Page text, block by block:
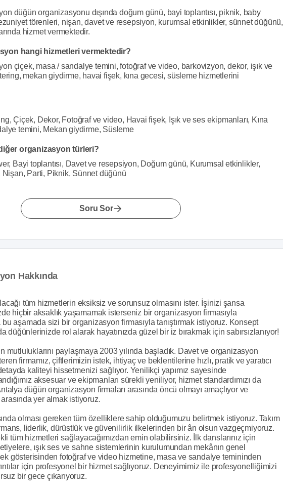
düğün organizasyonu dışında doğum günü, bayi toplantısı, piknik, baby
törenleri, nişan, davet ve resepsiyon, kurumsal etkinlikler, sünnet düğünü,
hizmet vermektedir.
hangi hizmetleri vermektedir?
çiçek, masa / sandalye temini, fotoğraf ve video, barkovizyon, dekor, işık ve
mekan giydirme, havai fişek, kına gecesi, süsleme hizmetlerini
Çiçek, Dekor, Fotoğraf ve video, Havai fişek, Işık ve ses ekipmanları, Kına
temini, Mekan giydirme, Süsleme
organizasyon türleri?
Bayi toplantısı, Davet ve resepsiyon, Doğum günü, Kurumsal etkinlikler,
Nişan, Parti, Piknik, Sünnet düğünü
Soru Sor
Hakkında
tüm hizmetlerin eksiksiz ve sorunsuz olmasını ister. İşinizi şansa
hiçbir aksaklık yaşamamak isterseniz bir organizasyon firmasıyla
aşamada sizi bir organizasyon firmasıyla tanıştırmak istiyoruz. Konsept
düğünlerinizde rol alarak hayatınızda güzel bir iz bırakmak için sabırsızlanıyor!
mutluluklarını paylaşmaya 2003 yılında başladık. Davet ve organizasyon
firmamız, çiftlerimizin istek, ihtiyaç ve beklentilerine hızlı, pratik ve yaratıcı
kaliteyi hissetmenizi sağlıyor. Yenilikçi yapımız sayesinde
aksesuar ve ekipmanları sürekli yeniliyor, hizmet standardımızı da
düğün organizasyon firmaları arasında öncü olmayı amaçlıyor ve
yer almak istiyoruz.
olması gereken tüm özelliklere sahip olduğumuzu belirtmek istiyoruz. Takım
liderlik, dürüstlük ve güvenilirlik ilkelerinden bir ân olsun vazgeçmiyoruz.
tüm hizmetleri sağlayacağımızdan emin olabilirsiniz. İlk danslarınız için
ışık ses ve sahne sistemlerinin kurulumundan mekânın genel
gösterisinden fotoğraf ve video hizmetine, masa ve sandalye temininden
için profesyonel bir hizmet sağlıyoruz. Deneyimimiz ile profesyonelliğimizi
bir gece çıkarıyoruz.